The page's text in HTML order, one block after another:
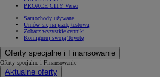
PROACE CITY Verso
Samochody używane
Umów się na jazdę testową
Zobacz wszystkie cenniki
Konfiguruj swoją Toyotę
Oferty specjalne i Finansowanie
Oferty specjalne i Finansowanie
Aktualne oferty